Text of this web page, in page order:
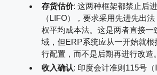
存货估价: 这两种框架都禁止后
（LIFO），要求采用先进先出
权平均成本法。这是两者直接一
域，但ERP系统应从一开始就根
行配置，而不是后期再进行改造。
收入确认: 印度会计准则115号（